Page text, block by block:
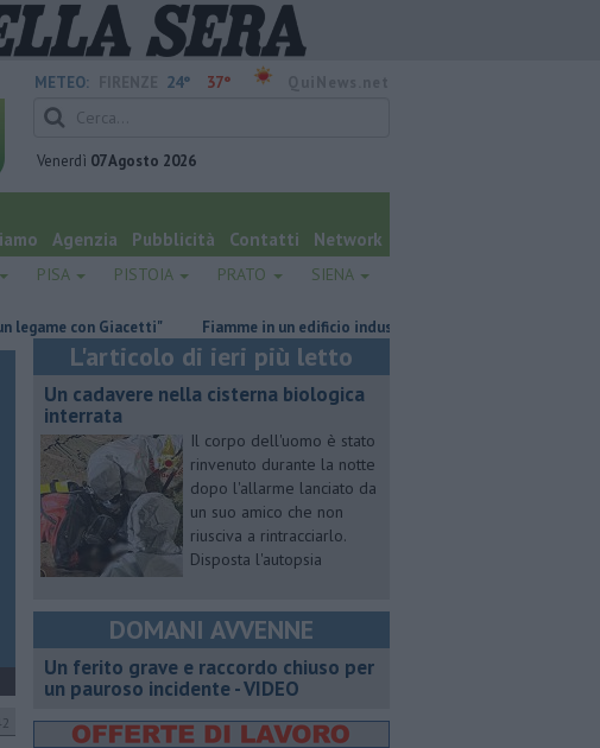
METEO: 24° 37°
Venerdì 07 Agosto 2026
Agenzia Pubblicità Contatti Network
PISA PISTOIA PRATO SIENA
con Giacetti" Fiamme in un edificio industriale
L'articolo di ieri più letto
Un cadavere nella cisterna biologica
interrata
Il corpo dell'uomo è stato
rinvenuto durante la notte
dopo l'allarme lanciato da
un suo amico che non
riusciva a rintracciarlo.
Disposta l'autopsia
DOMANI AVVENNE
Un ferito grave e raccordo chiuso per
un pauroso incidente - VIDEO